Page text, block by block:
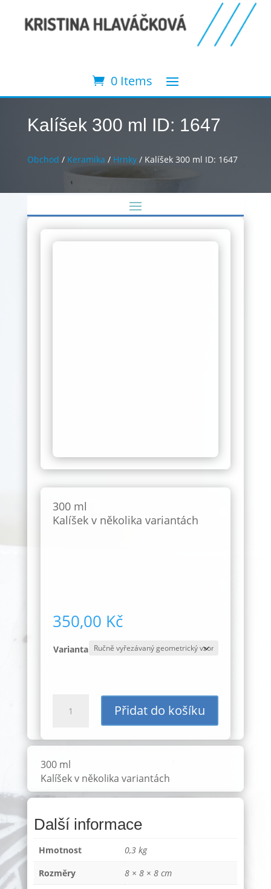
0 Items
Kalíšek 300 ml ID: 1647
Obchod / Keramika / Hrnky/ Kalíšek 300 ml ID: 1647
300 ml
Kalíšek v několika variantách
350,00 Kč
Varianta
ID:
množství
Přidat do košíku
300 ml
Kalíšek v několika variantách
Další informace
Hmotnost
0,3 kg
Rozměry
8 × 8 × 8 cm